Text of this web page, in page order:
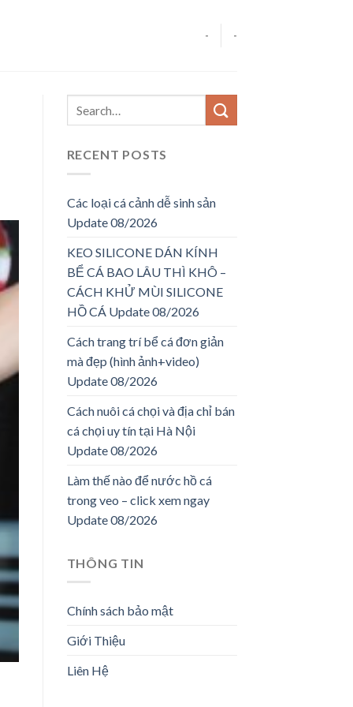
- -
RECENT POSTS
Các loại cá cảnh dễ sinh sản
Update 08/2026
KEO SILICONE DÁN KÍNH
BỂ CÁ BAO LÂU THÌ KHÔ –
CÁCH KHỬ MÙI SILICONE
HỒ CÁ Update 08/2026
Cách trang trí bể cá đơn giản
mà đẹp (hình ảnh+video)
Update 08/2026
Cách nuôi cá chọi và địa chỉ bán
cá chọi uy tín tại Hà Nội
Update 08/2026
Làm thế nào để nước hồ cá
trong veo – click xem ngay
Update 08/2026
THÔNG TIN
Chính sách bảo mật
Giới Thiệu
Liên Hệ